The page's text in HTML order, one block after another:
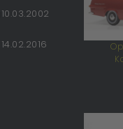
10.03.2002
14.02.2016